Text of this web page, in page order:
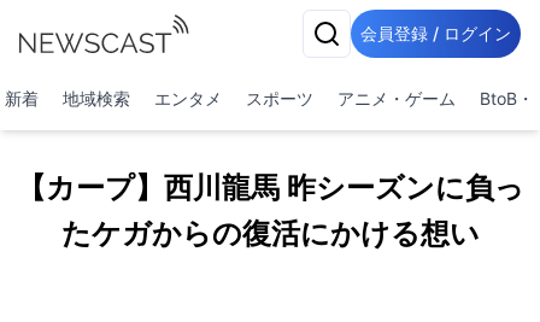
会員登録 / ログイン
新着 地域検索 エンタメ スポーツ アニメ・ゲーム BtoB・
【カープ】西川龍馬 昨シーズンに負っ
たケガからの復活にかける想い